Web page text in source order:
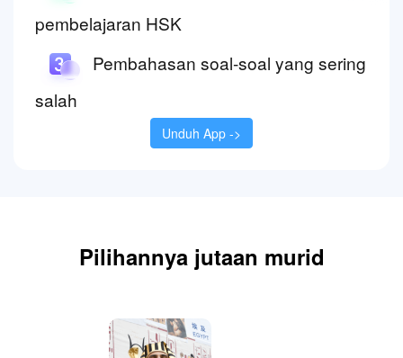
pembelajaran HSK
Pembahasan soal-soal yang sering
salah
Unduh App ->
Pilihannya jutaan murid